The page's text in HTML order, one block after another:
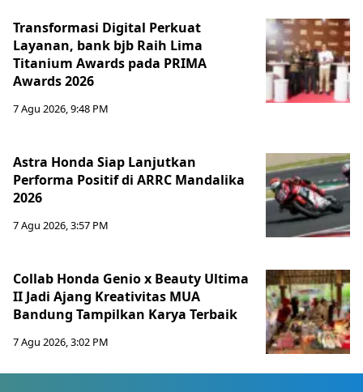
Transformasi Digital Perkuat
Layanan, bank bjb Raih Lima
Titanium Awards pada PRIMA
Awards 2026
7 Agu 2026, 9:48 PM
Astra Honda Siap Lanjutkan
Performa Positif di ARRC Mandalika
2026
7 Agu 2026, 3:57 PM
Collab Honda Genio x Beauty Ultima
II Jadi Ajang Kreativitas MUA
Bandung Tampilkan Karya Terbaik
7 Agu 2026, 3:02 PM